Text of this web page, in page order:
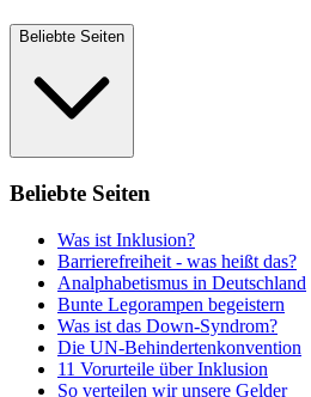
Beliebte Seiten
Beliebte Seiten
Was ist Inklusion?
Barrierefreiheit - was heißt das?
Analphabetismus in Deutschland
Bunte Legorampen begeistern
Was ist das Down-Syndrom?
Die UN-Behindertenkonvention
11 Vorurteile über Inklusion
So verteilen wir unsere Gelder